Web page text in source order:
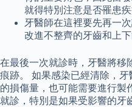
就得特別注意是否罹患疾
牙醫師在這裡要先再一
改進不整齊的牙齒和上下
在最後一次就診時，牙醫將移
痕跡。 如果感染已經清除，
的損傷量，也可能需要進行製
就診，特別是如果受影響的牙